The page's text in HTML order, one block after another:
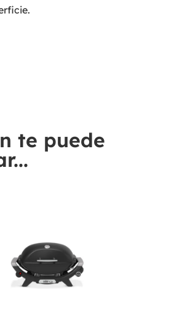
te puede